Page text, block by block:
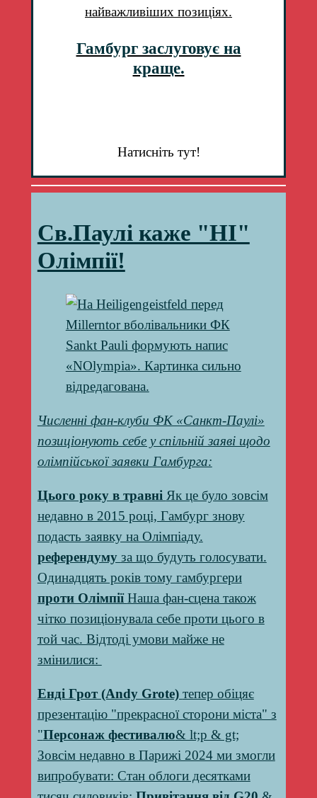
найважливіших позиціях.
Гамбург заслуговує на
краще.
Натисніть тут!
Св.Паулі каже "НІ"
Олімпії!
Численні фан-клуби ФК «Санкт-Паулі»
позиціонують себе у спільній заяві щодо
олімпійської заявки Гамбурга:
Цього року в травні Як це було зовсім
недавно в 2015 році, Гамбург знову
подасть заявку на Олімпіаду.
референдуму за що будуть голосувати.
Одинадцять років тому гамбургери
проти ОлімпіїНаша фан-сцена також
чітко позиціонувала себе проти цього в
той час. Відтоді умови майже не
змінилися:
Енді Грот (Andy Grote) тепер обіцяє
презентацію "прекрасної сторони міста" з
"Персонаж фестивалю& lt;p & gt;
Зовсім недавно в Парижі 2024 ми змогли
випробувати: Стан облоги десятками